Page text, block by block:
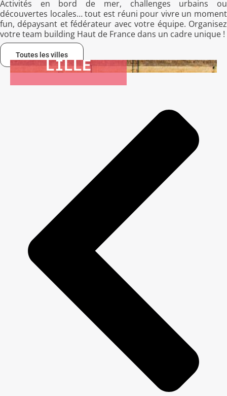
Activités en bord de mer, challenges urbains ou
découvertes locales… tout est réuni pour vivre un moment
fun, dépaysant et fédérateur avec votre équipe. Organisez
votre team building Haut de France dans un cadre unique !
Toutes les villesLILLE